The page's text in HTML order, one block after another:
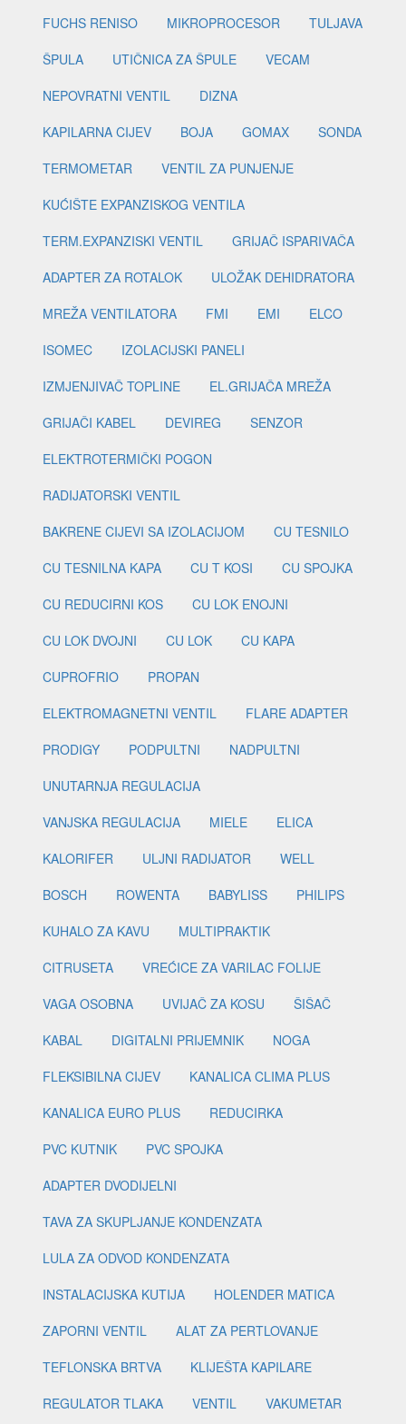
FUCHS RENISO MIKROPROCESOR
TULJAVA
ŠPULA
UTIČNICA ZA ŠPULE
VECAM
NEPOVRATNI VENTIL
DIZNA
KAPILARNA CIJEV
BOJA GOMAX
SONDA
TERMOMETAR
VENTIL ZA PUNJENJE
KUĆIŠTE EXPANZISKOG VENTILA
TERM.EXPANZISKI VENTIL
GRIJAČ ISPARIVAČA
ADAPTER ZA ROTALOK
ULOŽAK DEHIDRATORA
MREŽA VENTILATORA
FMI EMI
ELCO
ISOMEC
IZOLACIJSKI PANELI
IZMJENJIVAČ TOPLINE
EL.GRIJAČA MREŽA
GRIJAČI KABEL
DEVIREG
SENZOR
ELEKTROTERMIČKI POGON
RADIJATORSKI VENTIL
BAKRENE CIJEVI SA IZOLACIJOM
CU TESNILO
CU TESNILNA KAPA
CU T KOSI
CU SPOJKA
CU REDUCIRNI KOS
CU LOK ENOJNI
CU LOK DVOJNI
CU LOK
CU KAPA
CUPROFRIO
PROPAN
ELEKTROMAGNETNI VENTIL
FLARE ADAPTER
PRODIGY
PODPULTNI
NADPULTNI
UNUTARNJA REGULACIJA
VANJSKA REGULACIJA
MIELE
ELICA
KALORIFER
ULJNI RADIJATOR
WELL
BOSCH
ROWENTA BABYLISS
PHILIPS
KUHALO ZA KAVU
MULTIPRAKTIK
CITRUSETA
VREĆICE ZA VARILAC FOLIJE
VAGA OSOBNA
UVIJAČ ZA KOSU
ŠIŠAČ
KABAL
DIGITALNI PRIJEMNIK
NOGA
FLEKSIBILNA CIJEV
KANALICA CLIMA PLUS
KANALICA EURO PLUS
REDUCIRKA
PVC KUTNIK
PVC SPOJKA
ADAPTER DVODIJELNI
TAVA ZA SKUPLJANJE KONDENZATA
LULA ZA ODVOD KONDENZATA
INSTALACIJSKA KUTIJA
HOLENDER MATICA
ZAPORNI VENTIL
ALAT ZA PERTLOVANJE
TEFLONSKA BRTVA
KLIJEŠTA KAPILARE
REGULATOR TLAKA
VENTIL
VAKUMETAR